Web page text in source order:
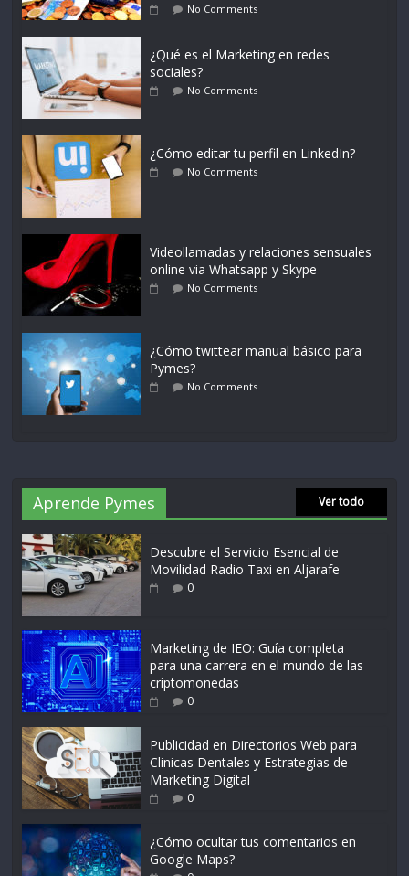
No Comments
¿Qué es el Marketing en redes
sociales?
No Comments
¿Cómo editar tu perfil en LinkedIn?
No Comments
Videollamadas y relaciones sensuales
online via Whatsapp y Skype
No Comments
¿Cómo twittear manual básico para
Pymes?
No Comments
Aprende Pymes Ver todo
Descubre el Servicio Esencial de
Movilidad Radio Taxi en Aljarafe
0
Marketing de IEO: Guía completa
para una carrera en el mundo de las
criptomonedas
0
Publicidad en Directorios Web para
Clinicas Dentales y Estrategias de
Marketing Digital
0
¿Cómo ocultar tus comentarios en
Google Maps?